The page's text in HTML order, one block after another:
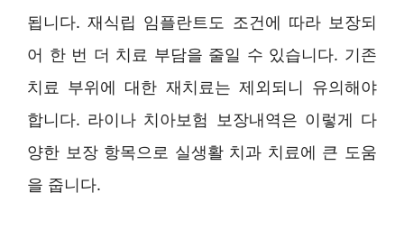
됩니다. 재식립 임플란트도 조건에 따라 보장되
어 한 번 더 치료 부담을 줄일 수 있습니다. 기존
치료 부위에 대한 재치료는 제외되니 유의해야
합니다. 라이나 치아보험 보장내역은 이렇게 다
양한 보장 항목으로 실생활 치과 치료에 큰 도움
을 줍니다.